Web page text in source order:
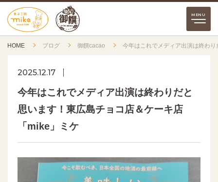
HOME ブログ 御饌cacao 今年はこれでメディア出演は終わ
2025.12.17
今年はこれでメディア出演は終わりだと
思います！東広島チョコ店＆ケーキ店
「mike」ミケ